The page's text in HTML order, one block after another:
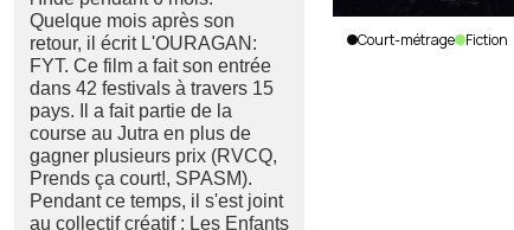
Quelque mois après son
retour, il écrit L'OURAGAN:
FYT. Ce film a fait son entrée
dans 42 festivals à travers 15
pays. Il a fait partie de la
course au Jutra en plus de
gagner plusieurs prix (RVCQ,
Prends ça court!, SPASM).
Pendant ce temps, il s'est joint
au collectif créatif : Les Enfants
Court-métrage Fiction